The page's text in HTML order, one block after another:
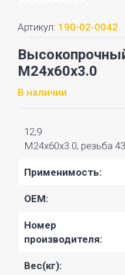
Артикул: 190-02-0042
M24x60x3.0
В наличии
12,9
M24x60x3.0, резьба
Применимость:
OEM:
Номер
производителя:
Вес(кг):